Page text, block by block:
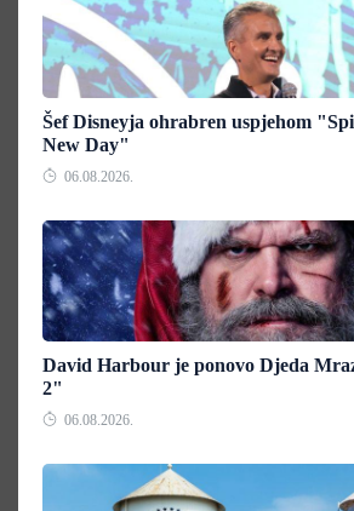
Šef Disneyja ohrabren uspjehom
New Day"
06.08.2026.
David Harbour je ponovo Djeda
2"
06.08.2026.